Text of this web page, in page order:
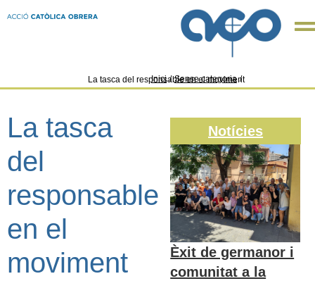
Inici / Sense categoria /
La tasca del responsable en el moviment
La tasca
del
responsable
en el
moviment
Notícies
Èxit de germanor i
comunitat a la